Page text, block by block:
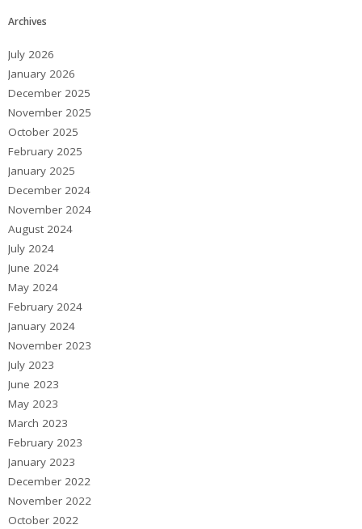
Archives
July 2026
January 2026
December 2025
November 2025
October 2025
February 2025
January 2025
December 2024
November 2024
August 2024
July 2024
June 2024
May 2024
February 2024
January 2024
November 2023
July 2023
June 2023
May 2023
March 2023
February 2023
January 2023
December 2022
November 2022
October 2022